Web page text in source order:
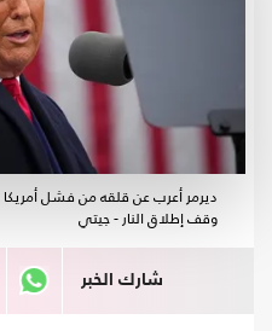
ديرمر أعرب عن قلقه من فشل
وقف إطلاق النار - جيتي
شارك الخبر